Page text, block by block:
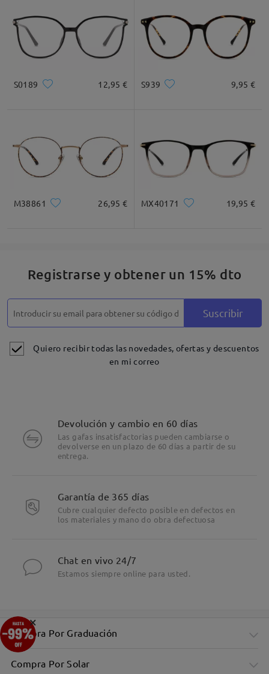
S0189 12,95 € S939 9,95 €
M38861 26,95 € MX40171 19,95 €
Registrarse y obtener un 15% dto
Suscribir
Quiero recibir todas las novedades, ofertas y descuentos
en mi correo
Devolución y cambio en 60 días
Las gafas insatisfactorias pueden cambiarse o
devolverse en un plazo de 60 días a partir de su
entrega.
Garantía de 365 días
Cubre cualquier defecto posible en defectos en
los materiales y mano do obra defectuosa
Chat en vivo 24/7
Estamos siempre online para usted.
Compra Por Graduación
Compra Por Solar
×